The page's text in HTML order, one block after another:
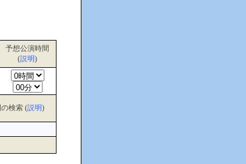
予想公演時間
(説明)
検索 (説明)